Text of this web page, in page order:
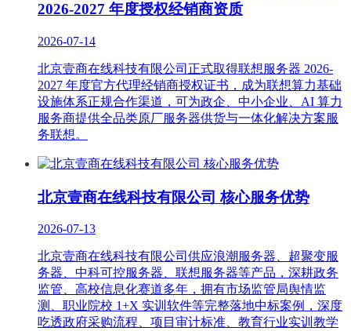
2026-2027 年度授权经销商资质
2026-07-14
北京壹商在线科技有限公司正式取得联想服务器 2026-
2027 年度官方代理经销商授权证书，成为联想算力基础
设施体系正规合作渠道，可为政企、中小企业、AI 算力
服务商提供全品类原厂服务器供货与一体化解决方案服
务联想。
北京壹商在线科技有限公司 核心服务优势
2026-07-13
北京壹商在线科技有限公司供应浪潮服务器、超聚变服
务器、中科可控服务器、联想服务器等产品，深耕政务
监管、高校信息化赛道多年，拥有市场监管局舆情监
测、职业院校 1+X 实训软件等完整落地中标案例，深度
吃透政府采购流程、项目审计标准、教育行业实训教学